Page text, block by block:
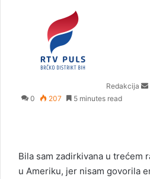
Redakcija
0 207 5 minutes read
Bila sam zadirkivana u trećem
u Ameriku, jer nisam govorila